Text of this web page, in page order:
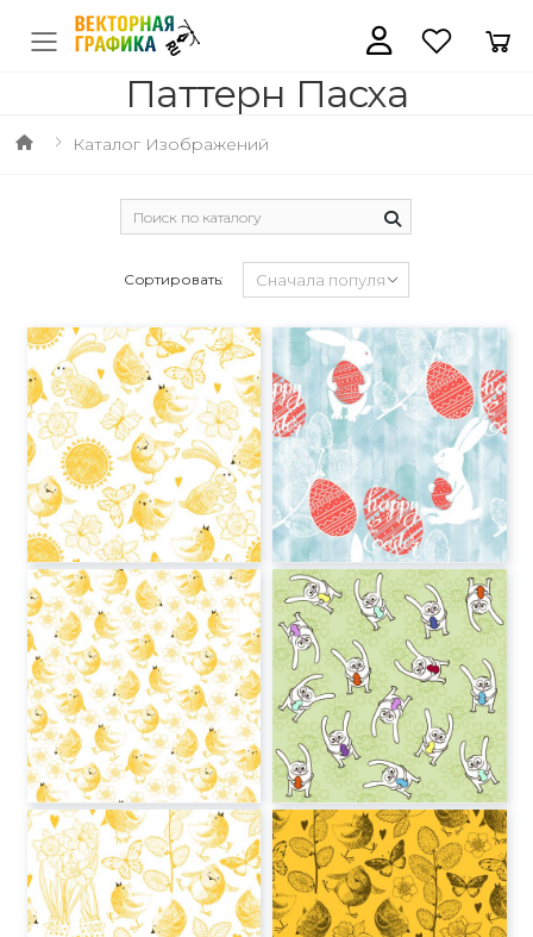
Паттерн Пасха
Каталог Изображений
Сортировать: